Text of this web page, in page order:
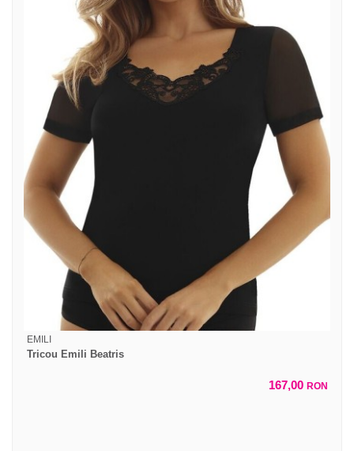
EMILI
Tricou Emili Beatris
167,00 RON